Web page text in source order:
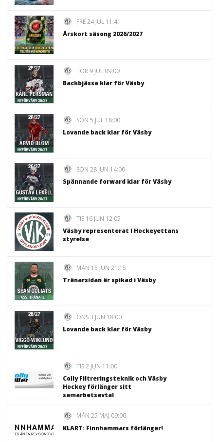
FRE 24 JUL 11:41
Årskort säsong 2026/2027
TOR 9 JUL 09:00
Backbjässe klar för Väsby
SÖN 5 JUL 18:00
Lovande back klar för Väsby
SÖN 28 JUN 14:00
Spännande forward klar för Väsby
TIS 16 JUN 12:05
Väsby representerat i Hockeyettans
styrelse
MÅN 15 JUN 21:15
Tränarsidan är spikad i Väsby
ONS 3 JUN 18:00
Lovande back klar för Väsby
TIS 2 JUN 11:00
Colly Filtreringsteknik och Väsby
Hockey förlänger sitt
samarbetsavtal
MÅN 25 MAJ 09:00
KLART: Finnhammars förlänger!